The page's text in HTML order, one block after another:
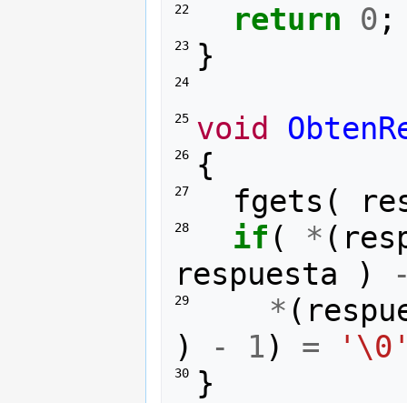
22 return 0 ;
23 }
24
25 void
26 {
27 fgets (
28 if ( * (
respuesta
)
29 * (
)
- 1) =
30 }